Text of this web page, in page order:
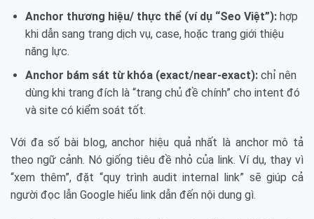
Anchor thương hiệu/ thực thể (ví dụ “Seo Việt”):hợp
khi dẫn sang trang dịch vụ, case, hoặc trang giới thiệu
năng lực.
Anchor bám sát từ khóa (exact/near-exact):chỉ nên
dùng khi trang đích là “trang chủ đề chính” cho intent đó
và site có kiểm soát tốt.
Với đa số bài blog, anchor hiệu quả nhất là anchor mô tả
theo ngữ cảnh. Nó giống tiêu đề nhỏ của link. Ví dụ, thay vì
“xem thêm”, đặt “quy trình audit internal link” sẽ giúp cả
người đọc lẫn Google hiểu link dẫn đến nội dung gì.